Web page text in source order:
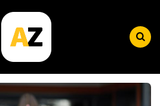
Plataforma
AZ
|
Blog